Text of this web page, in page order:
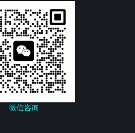
微信咨询